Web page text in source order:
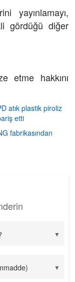
yayınlamayı,
gördüğü diğer
etme hakkını
atık plastik piroliz
etti
fabrikasından